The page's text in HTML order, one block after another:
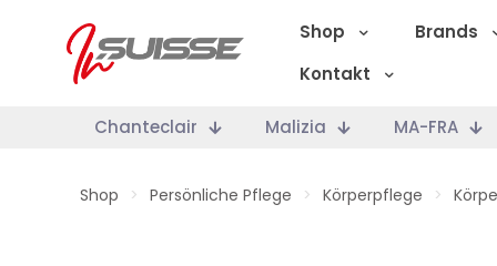
Shop Brands
Kontakt
Chanteclair Malizia MA-FRA
Shop > Persönliche Pflege > Körperpflege >